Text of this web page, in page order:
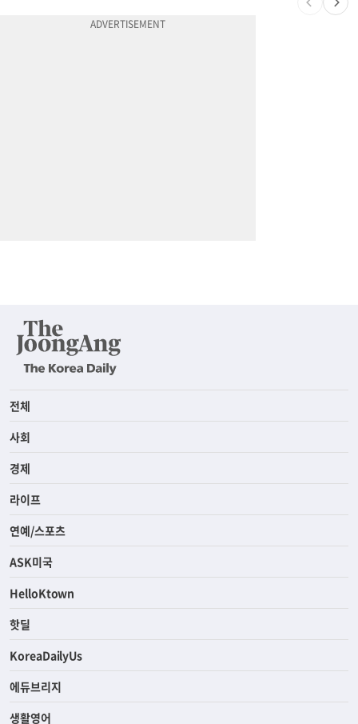
전체
사회
경제
라이프
연예/스포츠
ASK미국
HelloKtown
핫딜
KoreaDailyUs
에듀브리지
생활영어